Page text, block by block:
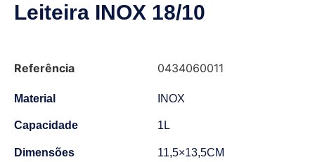
Leiteira INOX 18/10
Referência 0434060011
Material INOX
Capacidade 1L
Dimensões 11,5×13,5CM